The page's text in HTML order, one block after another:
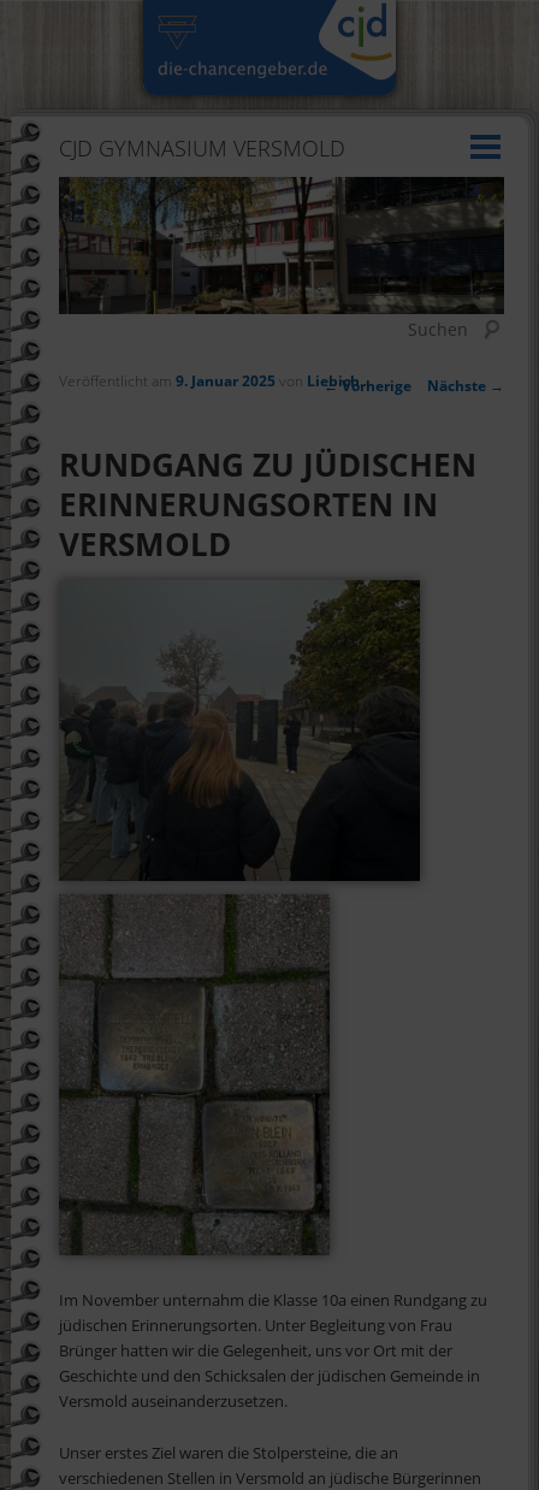
CJD GYMNASIUM VERSMOLD
Artikelnavigation
←Vorherige Nächste →
RUNDGANG ZU JÜDISCHEN
ERINNERUNGSORTEN IN
VERSMOLD
Veröffentlicht am 9. Januar 2025 von Liebich
Im November unternahm die Klasse 10a einen Rundgang zu
jüdischen Erinnerungsorten. Unter Begleitung von Frau
Brünger hatten wir die Gelegenheit, uns vor Ort mit der
Geschichte und den Schicksalen der jüdischen Gemeinde in
Versmold auseinanderzusetzen.
Unser erstes Ziel waren die Stolpersteine, die an
verschiedenen Stellen in Versmold an jüdische Bürgerinnen